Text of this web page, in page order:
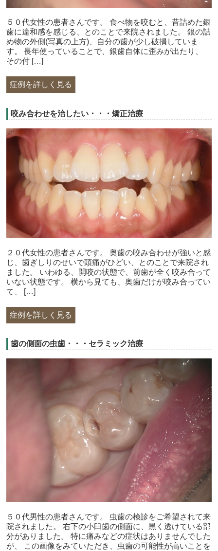
５０代女性の患者さんです。 食べ物を咬むと、昔詰めた銀
歯に違和感を感じる、とのことで来院されました。 銀の詰
め物の外側(写真の上方)、自分の歯が少し破損していま
す。 長年使っていることで、銀歯自体に歪みが出たり、
その付 […]
症例を詳しく見る
咬み合わせを治したい・・・矯正治療
２０代女性の患者さんです。 奥歯の咬み合わせが強いと感
じ、歯ぎしりのせいで頭痛がひどい、とのことで来院され
ました。 いわゆる、開咬の状態で、前歯が全く咬み合って
いない状態です。 横から見ても、奥歯だけが咬み合ってい
て、 […]
症例を詳しく見る
歯の側面の虫歯・・・セラミック治療
５０代男性の患者さんです。 虫歯の検診をご希望されて来
院されました。 右下の小臼歯の側面に、黒く透けている部
分がありました。 特に痛みなどの症状はありませんでした
が、 この画像をみていただき、虫歯の可能性が高いことを